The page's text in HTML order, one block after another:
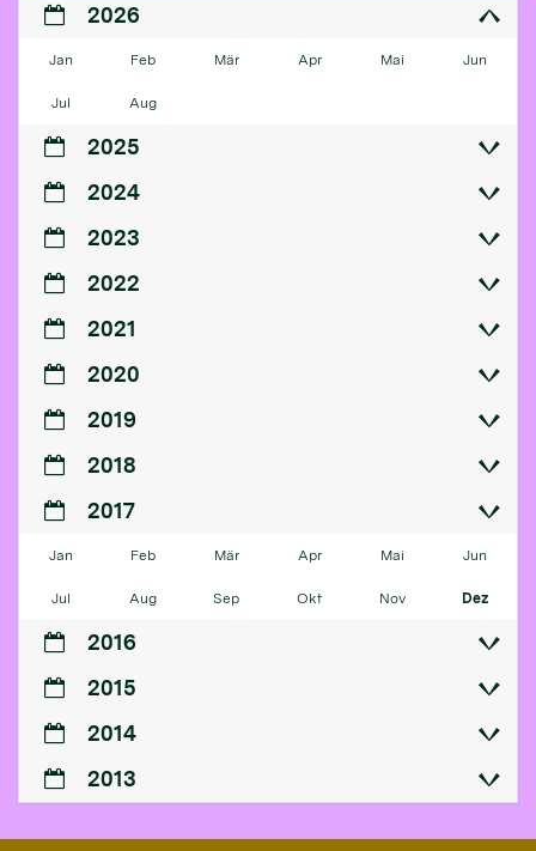
2026
Jan Feb Mär Apr Mai Jun
Jul Aug
2025
2024
2023
2022
2021
2020
2019
2018
2017
Jan Feb Mär Apr Mai Jun
Jul Aug Sep Okt Nov Dez
2016
2015
2014
2013